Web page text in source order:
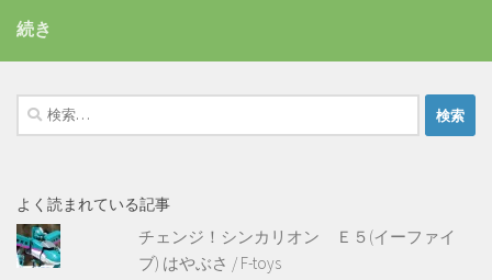
続き
検
索:
よく読まれている記事
チェンジ！シンカリオン Ｅ５(イーファイ
ブ) はやぶさ / F-toys